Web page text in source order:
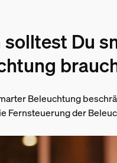
solltest Du
Beleuchtung
Fernsteuerung der